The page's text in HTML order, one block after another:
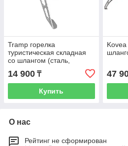
Tramp горелка
туристическая складная
со шлангом (сталь,
латунь, алюминий)
14 900 ₸
Купить
Kovea
47
О нас
Рейтинг не сформирован